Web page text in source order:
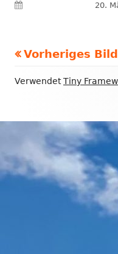
20.
Vorheriges Bild
Footer
VerwendetTiny